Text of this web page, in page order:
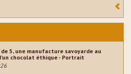
de 5, une manufacture savoyarde au
chocolat éthique - Portrait